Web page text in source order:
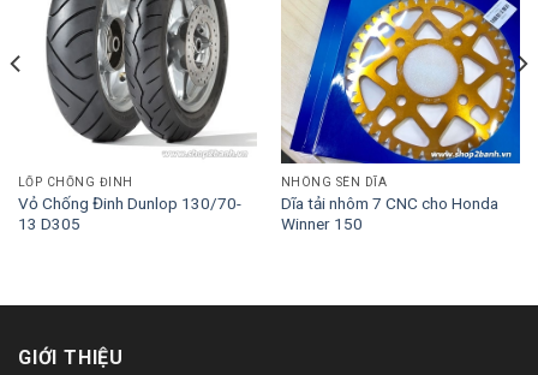
LỐP CHỐNG ĐINH
Vỏ Chống Đinh Dunlop 130/70-
13 D305
NHÔNG SÊN DĨA
Dĩa tải nhôm 7 CNC cho Honda
Winner 150
GIỚI THIỆU